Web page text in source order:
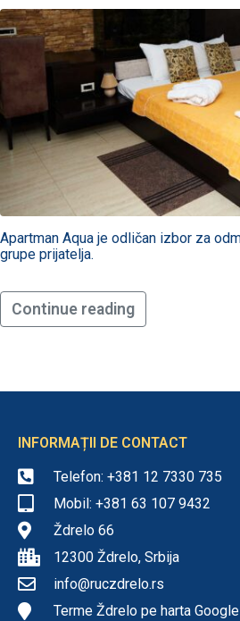
Apartman Aqua je odličan izbor za
grupe prijatelja.
Continue reading
INFORMAȚII DE CONTACT
Telefon: +381 12 7330 735
Mobil: +381 63 107 9432
Ždrelo 66
12300 Ždrelo, Srbija
info@ruczdrelo.rs
Terme Ždrelo pe harta Google